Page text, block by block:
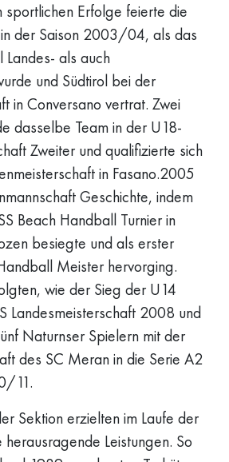
sportlichen Erfolge feierte die
der Saison 2003/04, als das
Landes- als auch
und Südtirol bei der
in Conversano vertrat. Zwei
dasselbe Team in der U18-
Zweiter und qualifizierte sich
in Fasano.2005
Geschichte, indem
Beach Handball Turnier in
besiegte und als erster
Meister hervorging.
wie der Sieg der U14
Landesmeisterschaft 2008 und
Naturnser Spielern mit der
des SC Meran in die Serie A2
11.
Sektion erzielten im Laufe der
Leistungen. So